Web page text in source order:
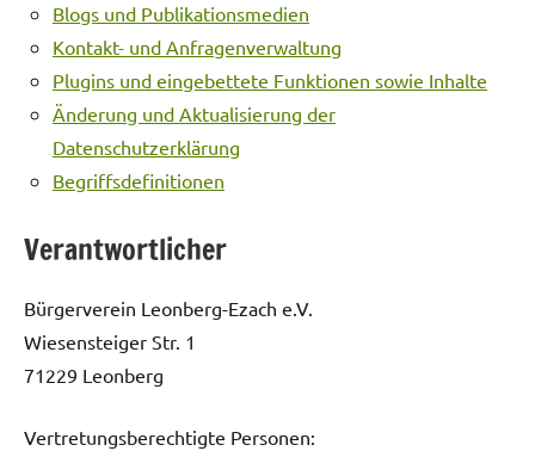
Blogs und Publikationsmedien
Kontakt- und Anfragenverwaltung
Plugins und eingebettete Funktionen sowie Inhalte
Änderung und Aktualisierung der
Datenschutzerklärung
Begriffsdefinitionen
Verantwortlicher
Bürgerverein Leonberg-Ezach e.V.
Wiesensteiger Str. 1
71229 Leonberg
Vertretungsberechtigte Personen: